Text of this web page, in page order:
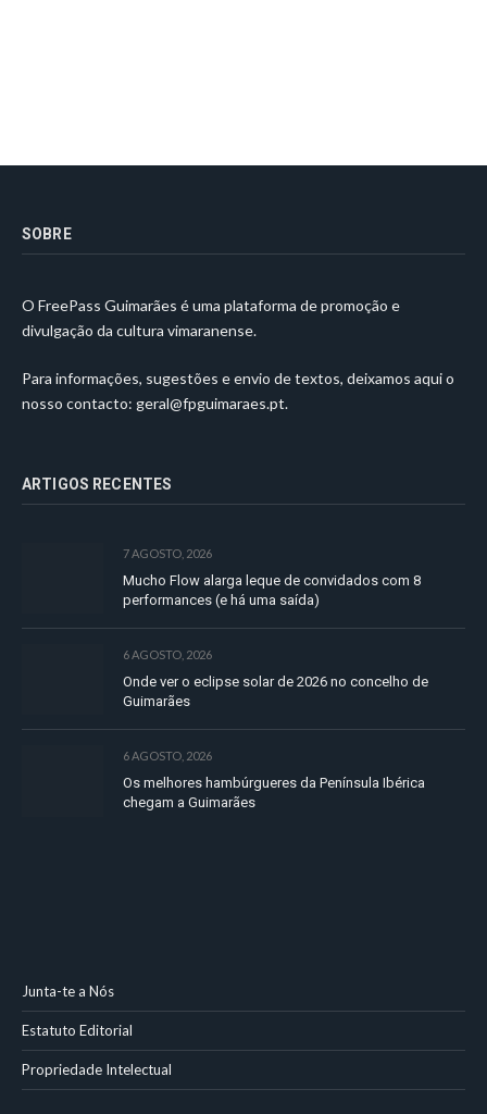
SOBRE
O FreePass Guimarães é uma plataforma de promoção e
divulgação da cultura vimaranense.
Para informações, sugestões e envio de textos, deixamos aqui o
nosso contacto: geral@fpguimaraes.pt.
ARTIGOS RECENTES
7 AGOSTO, 2026
Mucho Flow alarga leque de convidados com 8
performances (e há uma saída)
6 AGOSTO, 2026
Onde ver o eclipse solar de 2026 no concelho de
Guimarães
6 AGOSTO, 2026
Os melhores hambúrgueres da Península Ibérica
chegam a Guimarães
Junta-te a Nós
Estatuto Editorial
Propriedade Intelectual